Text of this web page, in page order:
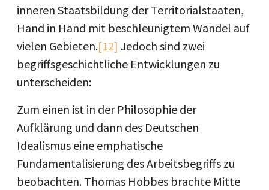
inneren Staatsbildung der Territorialstaaten,
Hand in Hand mit beschleunigtem Wandel auf
vielen Gebieten.[12] Jedoch sind zwei
begriffsgeschichtliche Entwicklungen zu
unterscheiden:
Zum einen ist in der Philosophie der
Aufklärung und dann des Deutschen
Idealismus eine emphatische
Fundamentalisierung des Arbeitsbegriffs zu
beobachten. Thomas Hobbes brachte Mitte